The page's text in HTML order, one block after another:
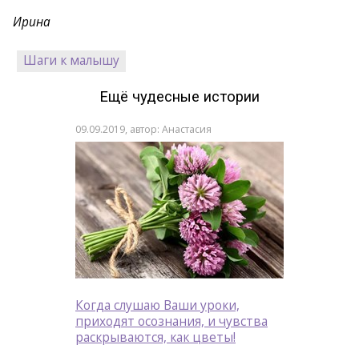
Ирина
Шаги к малышу
Ещё чудесные истории
09.09.2019, автор: Анастасия
Когда слушаю Ваши уроки,
приходят осознания, и чувства
раскрываются, как цветы!